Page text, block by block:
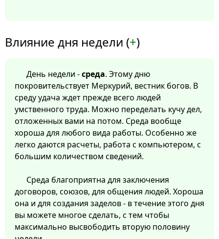
Влияние дня недели (+)
День недели -среда. Этому дню
покровительствует Меркурий, вестник богов. В
среду удача ждет прежде всего людей
умственного труда. Можно переделать кучу дел,
отложенных вами на потом. Среда вообще
хороша для любого вида работы. Особенно же
легко даются расчеты, работа с компьютером, с
большим количеством сведений.
Среда благоприятна для заключения
договоров, союзов, для общения людей. Хороша
она и для создания заделов - в течение этого дня
вы можете многое сделать, с тем чтобы
максимально высвободить вторую половину